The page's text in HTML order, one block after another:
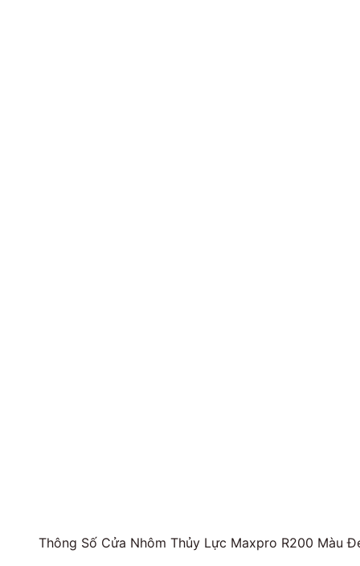
Thông Số Cửa Nhôm Thủy Lực Maxpro R200 Màu